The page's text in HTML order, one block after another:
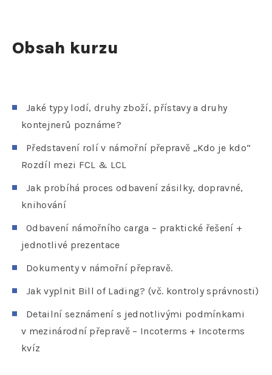
Obsah kurzu
Jaké typy lodí, druhy zboží, přístavy a druhy
kontejnerů poznáme?
Představení rolí v námořní přepravě „Kdo je kdo“
Rozdíl mezi FCL & LCL
Jak probíhá proces odbavení zásilky, dopravné,
knihování
Odbavení námořního carga – praktické řešení +
jednotlivé prezentace
Dokumenty v námořní přepravě.
Jak vyplnit Bill of Lading? (vč. kontroly správnosti)
Detailní seznámení s jednotlivými podmínkami
v mezinárodní přepravě – Incoterms + Incoterms
kvíz